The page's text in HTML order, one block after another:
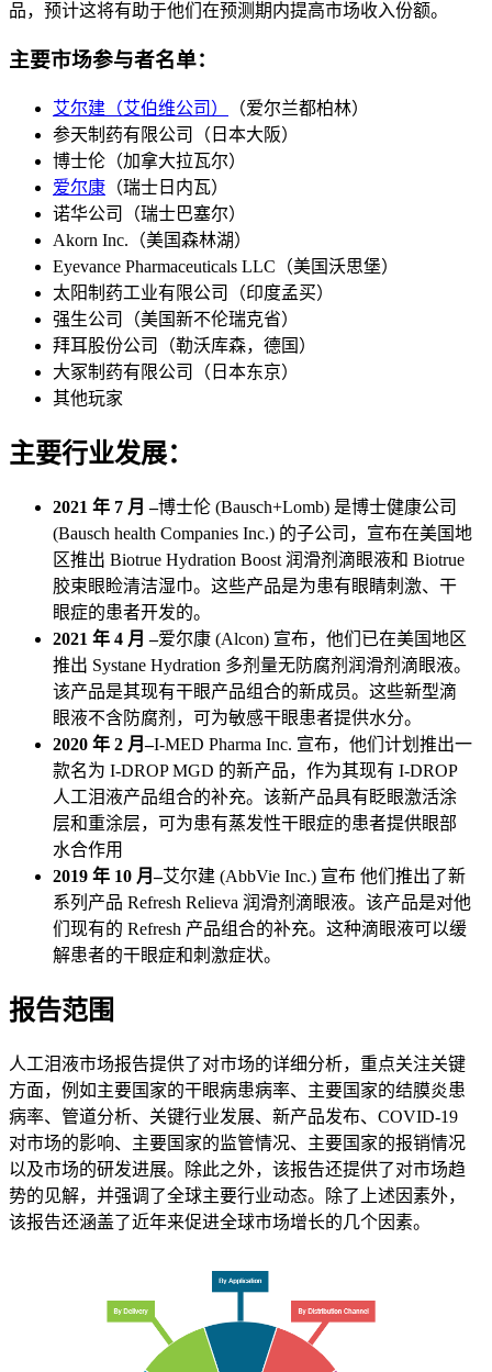
品，预计这将有助于他们在预测期内提高市场收入份额。
主要市场参与者名单：
艾尔建（艾伯维公司）
（爱尔兰都柏林）
参天制药有限公司（日本大阪）
博士伦（加拿大拉瓦尔）
爱尔康 （瑞士日内瓦）
诺华公司（瑞士巴塞尔）
Akorn Inc.（美国森林湖）
Eyevance Pharmaceuticals LLC（美国沃思堡）
太阳制药工业有限公司（印度孟买）
强生公司（美国新不伦瑞克省）
拜耳股份公司（勒沃库森，德国）
大冢制药有限公司（日本东京）
其他玩家
主要行业发展：
2021 年 7 月 –博士伦 (Bausch+Lomb) 是博士健康公司
(Bausch health Companies Inc.) 的子公司，宣布在美国地
区推出 Biotrue Hydration Boost 润滑剂滴眼液和 Biotrue
胶束眼睑清洁湿巾。这些产品是为患有眼睛刺激、干
眼症的患者开发的。
2021 年 4 月 –爱尔康 (Alcon) 宣布，他们已在美国地区
推出 Systane Hydration 多剂量无防腐剂润滑剂滴眼液。
该产品是其现有干眼产品组合的新成员。这些新型滴
眼液不含防腐剂，可为敏感干眼患者提供水分。
2020 年 2 月–I-MED Pharma Inc. 宣布，他们计划推出一
款名为 I-DROP MGD 的新产品，作为其现有 I-DROP
人工泪液产品组合的补充。该新产品具有眨眼激活涂
层和重涂层，可为患有蒸发性干眼症的患者提供眼部
水合作用
2019 年 10 月–艾尔建 (AbbVie Inc.) 宣布 他们推出了新
系列产品 Refresh Relieva 润滑剂滴眼液。该产品是对他
们现有的 Refresh 产品组合的补充。这种滴眼液可以缓
解患者的干眼症和刺激症状。
报告范围
人工泪液市场报告提供了对市场的详细分析，重点关注关键
方面，例如主要国家的干眼病患病率、主要国家的结膜炎患
病率、管道分析、关键行业发展、新产品发布、COVID-19
对市场的影响、主要国家的监管情况、主要国家的报销情况
以及市场的研发进展。除此之外，该报告还提供了对市场趋
势的见解，并强调了全球主要行业动态。除了上述因素外，
该报告还涵盖了近年来促进全球市场增长的几个因素。